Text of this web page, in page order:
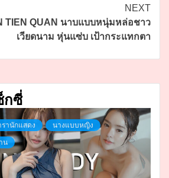
NEXT
TIEN QUAN นาบแบบหนุ่มหล่อชาว
เวียดนาม หุ่นแซ่บ เป้ากระแทกตา
กซี่
รานักแสดง นางแบบหญิง
น